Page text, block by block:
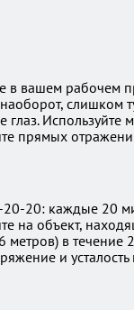
в вашем рабочем
слишком
Используйте
прямых
20-20: каждые 20
на объект,
в течение
и усталость